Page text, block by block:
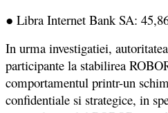
● Libra Internet Bank SA:
In urma investigatiei,
participante la stabilirea
comportamentul printr-un
confidentiale si strategice, in